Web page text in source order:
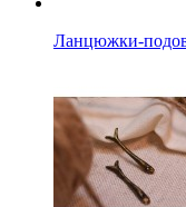
Ланцюжки-